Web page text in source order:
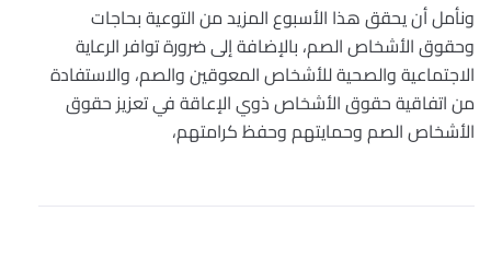
ونأمل أن يحقق هذا الأسبوع المزيد من التوعية بحاجات
وحقوق الأشخاص الصم، بالإضافة إلى ضرورة توافر الرعاية
الاجتماعية والصحية للأشخاص المعوقين والصم، والاستفادة
من اتفاقية حقوق الأشخاص ذوي الإعاقة في تعزيز حقوق
الأشخاص الصم وحمايتهم وحفظ كرامتهم،